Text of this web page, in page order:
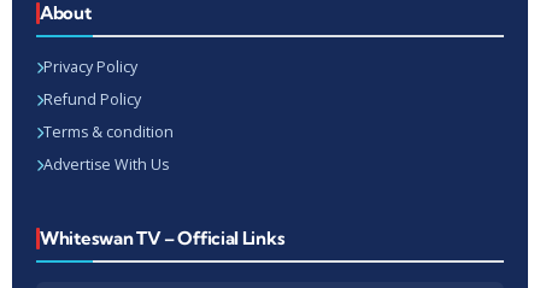
About
Privacy Policy
Refund Policy
Terms & condition
Advertise With Us
Whiteswan TV – Official Links